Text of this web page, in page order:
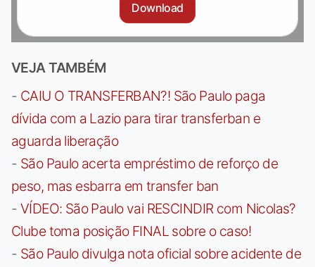
Download
VEJA TAMBÉM
- CAIU O TRANSFERBAN?! São Paulo paga
dívida com a Lazio para tirar transferban e
aguarda liberação
- São Paulo acerta empréstimo de reforço de
peso, mas esbarra em transfer ban
- VÍDEO: São Paulo vai RESCINDIR com Nicolas?
Clube toma posição FINAL sobre o caso!
- São Paulo divulga nota oficial sobre acidente de